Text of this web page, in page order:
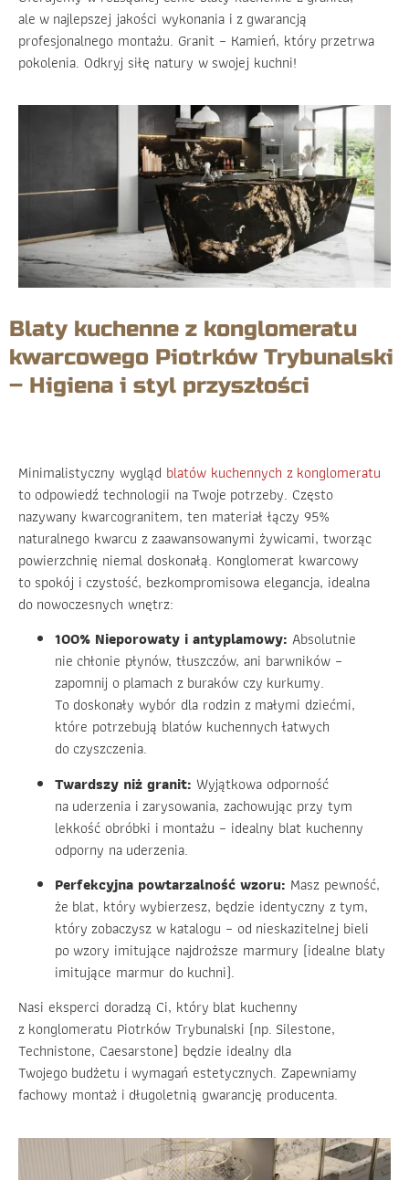
ale w najlepszej jakości wykonania i z gwarancją
profesjonalnego montażu. Granit – Kamień, który przetrwa
pokolenia. Odkryj siłę natury w swojej kuchni!
Blaty kuchenne z konglomeratu
kwarcowego Piotrków Trybunalski
– Higiena i styl przyszłości
Minimalistyczny wygląd blatów kuchennych z konglomeratu
to odpowiedź technologii na Twoje potrzeby. Często
nazywany kwarcogranitem, ten materiał łączy 95%
naturalnego kwarcu z zaawansowanymi żywicami, tworząc
powierzchnię niemal doskonałą. Konglomerat kwarcowy
to spokój i czystość, bezkompromisowa elegancja, idealna
do nowoczesnych wnętrz:
100% Nieporowaty i antyplamowy: Absolutnie
nie chłonie płynów, tłuszczów, ani barwników –
zapomnij o plamach z buraków czy kurkumy.
To doskonały wybór dla rodzin z małymi dziećmi,
które potrzebują blatów kuchennych łatwych
do czyszczenia.
Twardszy niż granit: Wyjątkowa odporność
na uderzenia i zarysowania, zachowując przy tym
lekkość obróbki i montażu – idealny blat kuchenny
odporny na uderzenia.
Perfekcyjna powtarzalność wzoru: Masz pewność,
że blat, który wybierzesz, będzie identyczny z tym,
który zobaczysz w katalogu – od nieskazitelnej bieli
po wzory imitujące najdroższe marmury (idealne blaty
imitujące marmur do kuchni).
Nasi eksperci doradzą Ci, który blat kuchenny
z konglomeratu Piotrków Trybunalski (np. Silestone,
Technistone, Caesarstone) będzie idealny dla
Twojego budżetu i wymagań estetycznych. Zapewniamy
fachowy montaż i długoletnią gwarancję producenta.